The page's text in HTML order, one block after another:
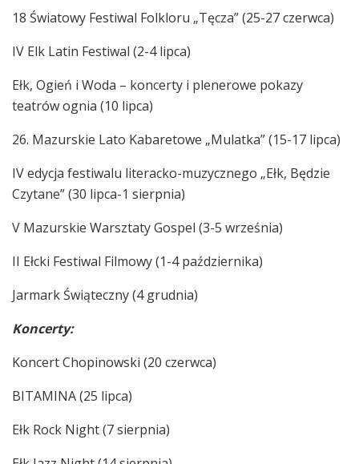
18 Światowy Festiwal Folkloru „Tęcza” (25-27 czerwca)
IV Elk Latin Festiwal (2-4 lipca)
Ełk, Ogień i Woda – koncerty i plenerowe pokazy
teatrów ognia (10 lipca)
26. Mazurskie Lato Kabaretowe „Mulatka” (15-17 lipca)
IV edycja festiwalu literacko-muzycznego „Ełk, Będzie
Czytane” (30 lipca-1 sierpnia)
V Mazurskie Warsztaty Gospel (3-5 września)
II Ełcki Festiwal Filmowy (1-4 października)
Jarmark Świąteczny (4 grudnia)
Koncerty:
Koncert Chopinowski (20 czerwca)
BITAMINA (25 lipca)
Ełk Rock Night (7 sierpnia)